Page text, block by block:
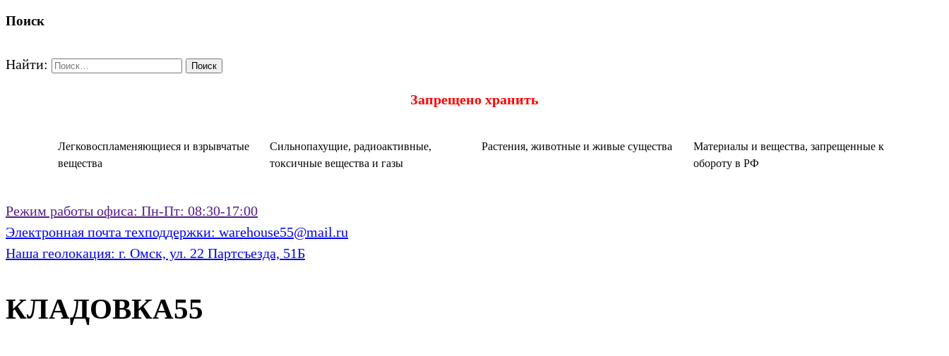
Поиск
Найти:
Запрещено хранить
Легковоспламеняющиеся и взрывчатые
вещества
Сильнопахущие, радиоактивные,
токсичные вещества и газы
Растения, животные и живые существа
Материалы и вещества, запрещенные к
обороту в РФ
Режим работы офиса: Пн-Пт: 08:30-17:00
Электронная почта техподдержки: warehouse55@mail.ru
Наша геолокация: г. Омск, ул. 22 Партсъезда, 51Б
КЛАДОВКА55